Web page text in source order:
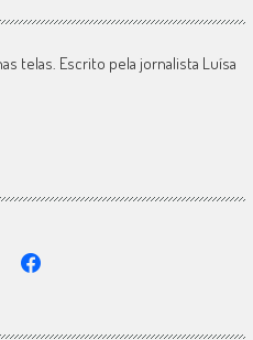
telas. Escrito pela jornalista Luísa